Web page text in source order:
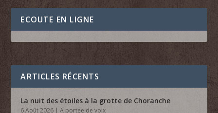
ECOUTE EN LIGNE
ARTICLES RÉCENTS
La nuit des étoiles à la grotte de Choranche
6 Août 2026 |A portée de voix